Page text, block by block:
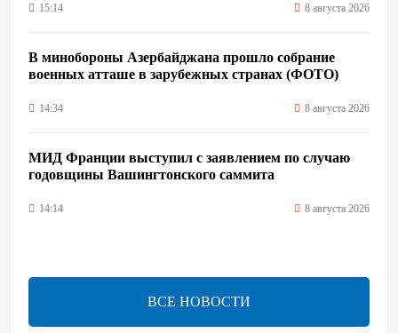
15:14 8 августа 2026
В минобороны Азербайджана прошло собрание
военных атташе в зарубежных странах (ФОТО)
14:34 8 августа 2026
МИД Франции выступил с заявлением по случаю
годовщины Вашингтонского саммита
14:14 8 августа 2026
синхронизировали курс на мир
ВСЕ НОВОСТИ